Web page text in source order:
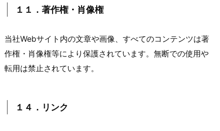
１１．著作権・肖像権
当社Webサイト内の文章や画像、すべてのコンテンツは著
作権・肖像権等により保護されています。無断での使用や
転用は禁止されています。
１４．リンク